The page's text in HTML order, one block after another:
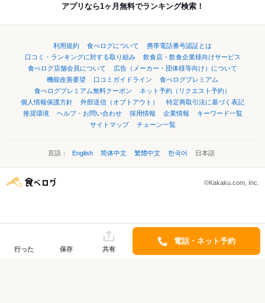
アプリなら1ヶ月無料でランキング検索！
利用規約 食べログについて
携帯電話番号認証とは
口コミ・ランキングに対する取り組み
飲食店・飲食企業様向けサービス
食べログ店舗会員について
広告（メーカー・団体様等向け）について
機能改善要望
口コミガイドライン
食べログプレミアム
食べログプレミアム無料クーポン
ネット予約（リクエスト予約）
個人情報保護方針
外部送信（オプトアウト）
特定商取引法に基づく表記
推奨環境
ヘルプ・お問い合わせ 採用情報 企業情報
キーワード一覧
サイトマップ
チェーン一覧
言語： English 简体中文 繁體中文 한국어 日本語
©Kakaku.com, Inc.
行った 保存 共有
電話・ネット予約